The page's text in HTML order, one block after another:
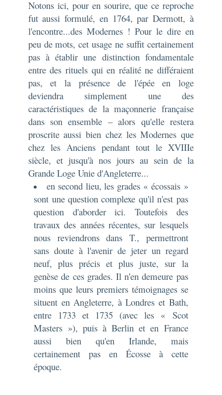
Notons ici, pour en sourire, que ce reproche
fut aussi formulé, en 1764, par Dermott, à
l'encontre...des Modernes ! Pour le dire en
peu de mots, cet usage ne suffit certainement
pas à établir une distinction fondamentale
entre des rituels qui en réalité ne différaient
pas, et la présence de l'épée en loge
deviendra simplement une des
caractéristiques de la maçonnerie française
dans son ensemble – alors qu'elle restera
proscrite aussi bien chez les Modernes que
chez les Anciens pendant tout le XVIIIe
siècle, et jusqu'à nos jours au sein de la
Grande Loge Unie d'Angleterre...
en second lieu, les grades « écossais »
sont une question complexe qu'il n'est pas
question d'aborder ici. Toutefois des
travaux des années récentes, sur lesquels
nous reviendrons dans T., permettront
sans doute à l'avenir de jeter un regard
neuf, plus précis et plus juste, sur la
genèse de ces grades. Il n'en demeure pas
moins que leurs premiers témoignages se
situent en Angleterre, à Londres et Bath,
entre 1733 et 1735 (avec les « Scot
Masters »), puis à Berlin et en France
aussi bien qu'en Irlande, mais
certainement pas en Écosse à cette
époque.